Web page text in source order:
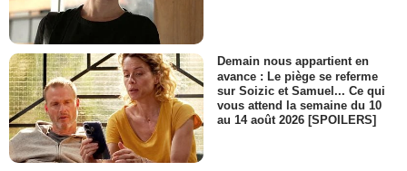
Demain nous appartient en
avance : Le piège se referme
sur Soizic et Samuel... Ce qui
vous attend la semaine du 10
au 14 août 2026 [SPOILERS]